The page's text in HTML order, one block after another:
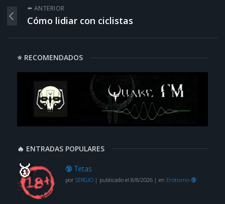
⬅️ ANTERIOR
Cómo lidiar con ciclistas
⭐ RECOMENDADOS
🔥 ENTRADAS POPULARES
🔞 Tetas
por SERGIO| publicado el 8/8/2026| en Erotismo 🔞